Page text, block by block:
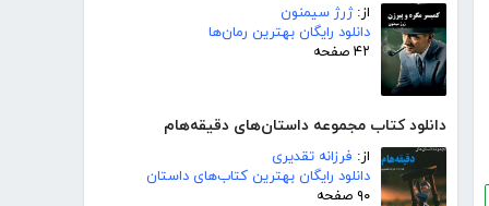
از:ژرژ سیمنون
دانلود رایگان بهترین رمان‌ها
۴۲ صفحه
دانلود کتاب مجموعه داستان‌های دقیقه‌هام
از: فرزانه تقدیری
دانلود رایگان بهترین کتاب‌های داستان
۹۰ صفحه